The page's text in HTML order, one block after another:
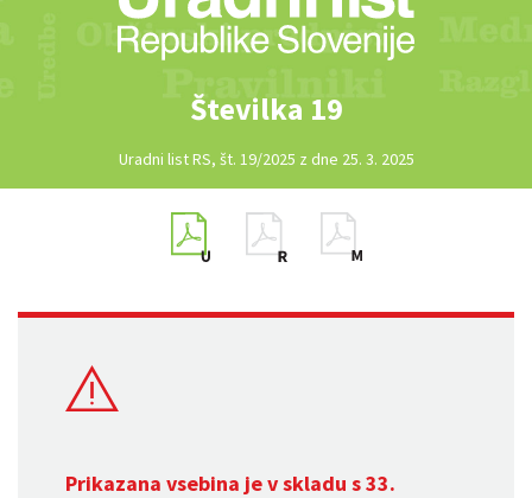
Številka 19
Uradni list RS, št. 19/2025 z dne 25. 3. 2025
Prikazana vsebina je v skladu s 33.